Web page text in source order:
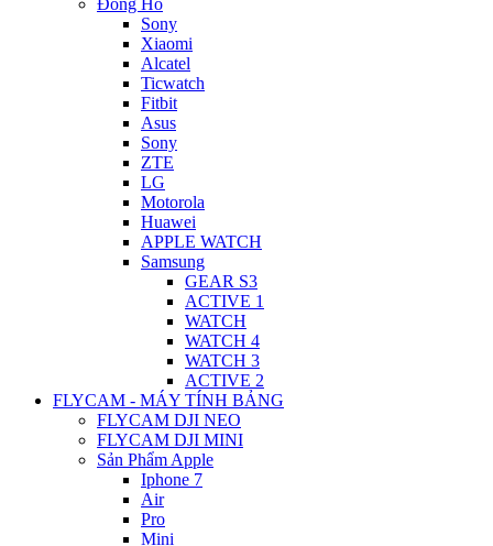
Đồng Hồ
Sony
Xiaomi
Alcatel
Ticwatch
Fitbit
Asus
Sony
ZTE
LG
Motorola
Huawei
APPLE WATCH
Samsung
GEAR S3
ACTIVE 1
WATCH
WATCH 4
WATCH 3
ACTIVE 2
FLYCAM - MÁY TÍNH BẢNG
FLYCAM DJI NEO
FLYCAM DJI MINI
Sản Phẩm Apple
Iphone 7
Air
Pro
Mini